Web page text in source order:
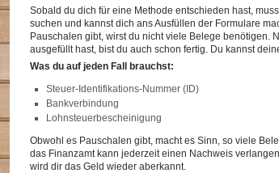
Sobald du dich für eine Methode entschieden hast,
suchen und kannst dich ans Ausfüllen der Formulare
Pauschalen gibt, wirst du nicht viele Belege benötigen.
ausgefüllt hast, bist du auch schon fertig. Du kannst
Was du auf jeden Fall brauchst:
Steuer-Identifikations-Nummer (ID)
Bankverbindung
Lohnsteuerbescheinigung
Obwohl es Pauschalen gibt, macht es Sinn, so viele
das Finanzamt kann jederzeit einen Nachweis
wird dir das Geld wieder aberkannt.